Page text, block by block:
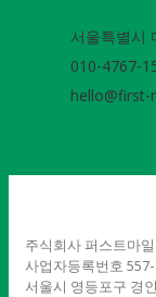
서울특별시
010-4767-
hello@first-
주식회사 퍼스트마일
사업자등록번호
서울시 영등포구 경